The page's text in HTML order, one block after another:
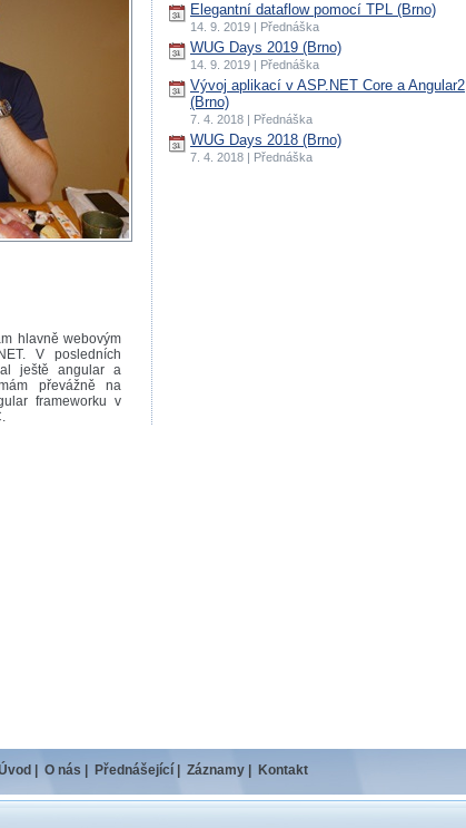
hlavně webovým
V posledních
ještě angular a
převážně na
frameworku v
Elegantní dataflow pomocí TPL (Brno)
14. 9. 2019 | Přednáška
WUG Days 2019 (Brno)
14. 9. 2019 | Přednáška
Vývoj aplikací v ASP.NET Core a Angular2
(Brno)
7. 4. 2018 | Přednáška
WUG Days 2018 (Brno)
7. 4. 2018 | Přednáška
O nás Přednášející Záznamy Kontakt